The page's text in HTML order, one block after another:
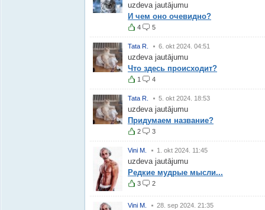
uzdeva jautājumu
И чем оно очевидно?
4 5
Tata R. 6. okt 2024. 04:51
uzdeva jautājumu
Что здесь происходит?
1 4
Tata R. 5. okt 2024. 18:53
uzdeva jautājumu
Придумаем название?
2 3
Vini M. 1. okt 2024. 11:45
uzdeva jautājumu
Редкие мудрые мысли...
3 2
Vini M. 28. sep 2024. 21:35